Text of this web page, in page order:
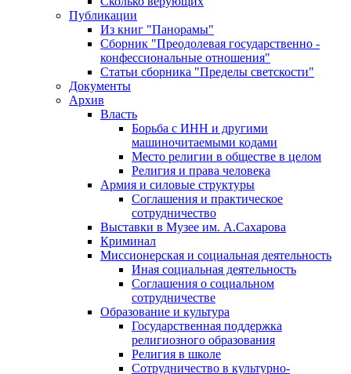
Публикации
Из книг "Панорамы"
Сборник "Преодолевая государственно -
конфессиональные отношения"
Статьи сборника "Пределы светскости"
Документы
Архив
Власть
Борьба с ИНН и другими
машиночитаемыми кодами
Место религии в обществе в целом
Религия и права человека
Армия и силовые структуры
Соглашения и практическое
сотрудничество
Выставки в Музее им. А.Сахарова
Криминал
Миссионерская и социальная деятельность
Иная социальная деятельность
Соглашения о социальном
сотрудничестве
Образование и культура
Государственная поддержка
религиозного образования
Религия в школе
Сотрудничество в культурно-